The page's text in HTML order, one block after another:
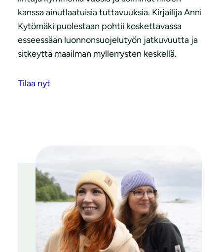
kanssa ainutlaatuisia tuttavuuksia. Kirjailija Anni
Kytömäki puolestaan pohtii koskettavassa
esseessään luonnonsuojelutyön jatkuvuutta ja
sitkeyttä maailman myllerrysten keskellä.
Tilaa nyt